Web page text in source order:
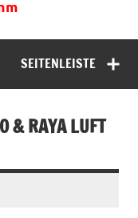
SEITENLEISTE
& RAYA LUFT